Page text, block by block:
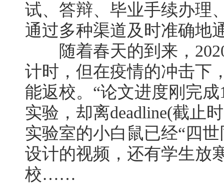
试、答辩、毕业手续办理
通过多种渠道及时准确地
随着春天的到来，
计时，但在疫情的冲击下
能返校。“论文进度刚完
实验，却离deadline(截止
实验室的小白鼠已经“四
设计的视频，还有学生放
校……